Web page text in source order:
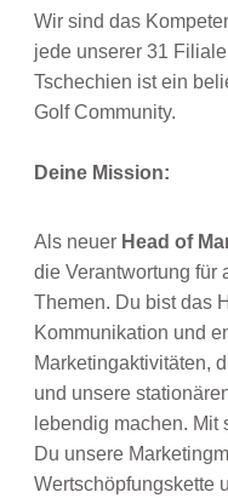
Wir sind das
jede unserer 31
Tschechien ist ein
Golf Community.
Deine Mission:
Als neuer Head of
die Verantwortung für
Themen. Du bist das
Kommunikation und
Marketingaktivitäten,
und unsere
lebendig machen.
Du unsere
Wertschöpfungskette